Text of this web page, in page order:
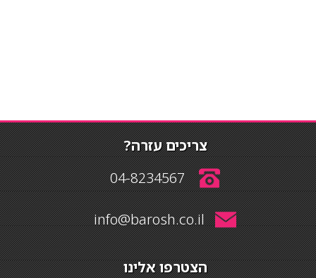
צריכים עזרה?
04-8234567
info@barosh.co.il
הצטרפו אלינו